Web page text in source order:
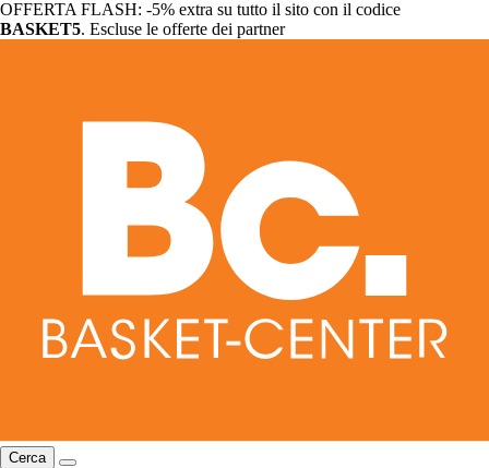
OFFERTA FLASH: -5% extra su tutto il sito con il codice
BASKET5. Escluse le offerte dei partner
Cerca